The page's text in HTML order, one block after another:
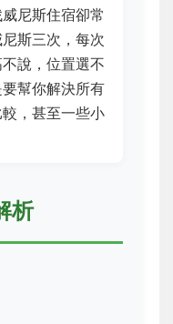
尼斯住宿卻常
斯三次，每次
說，位置選不
幫你解決所有
，甚至一些小
析